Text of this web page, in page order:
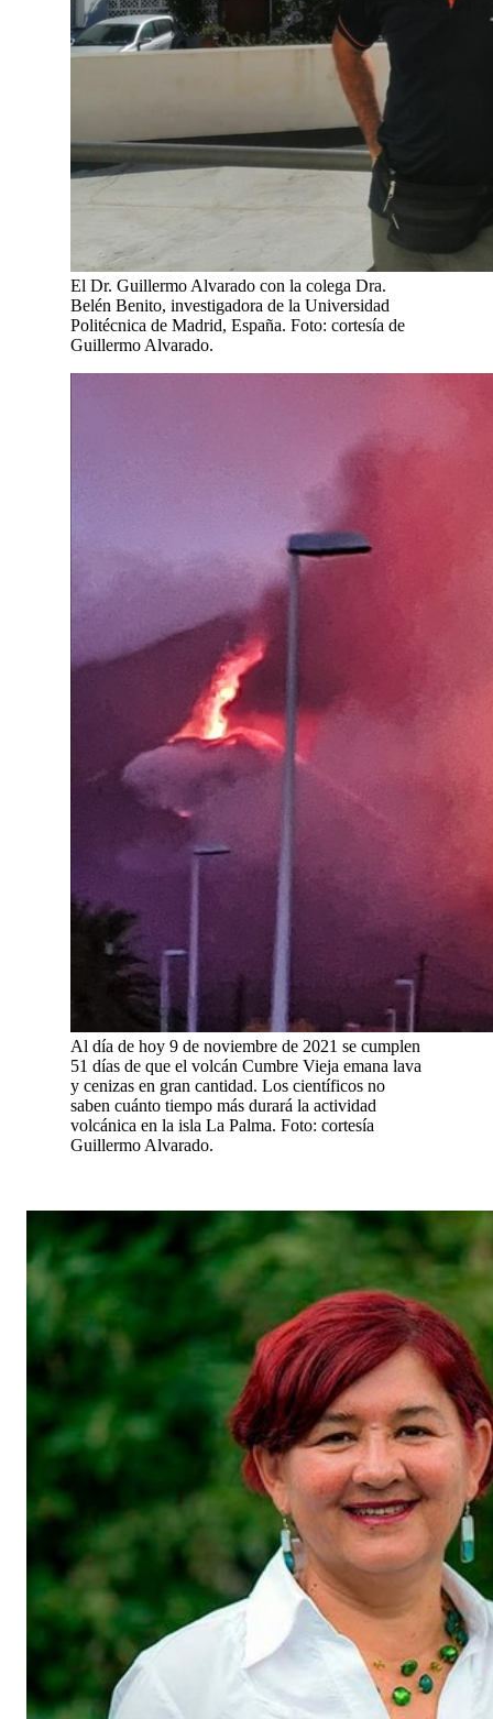
El Dr. Guillermo Alvarado con la colega Dra.
Belén Benito, investigadora de la Universidad
Politécnica de Madrid, España. Foto: cortesía de
Guillermo Alvarado.
Al día de hoy 9 de noviembre de 2021 se cumplen
51 días de que el volcán Cumbre Vieja emana lava
y cenizas en gran cantidad. Los científicos no
saben cuánto tiempo más durará la actividad
volcánica en la isla La Palma. Foto: cortesía
Guillermo Alvarado.